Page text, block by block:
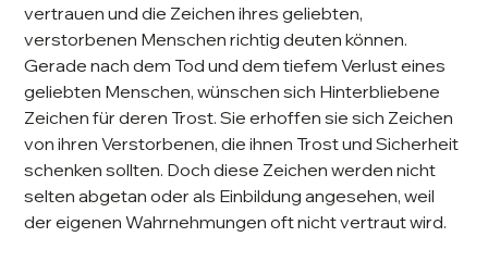
vertrauen und die Zeichen ihres geliebten,
verstorbenen Menschen richtig deuten können.
Gerade nach dem Tod und dem tiefem Verlust eines
geliebten Menschen, wünschen sich Hinterbliebene
Zeichen für deren Trost. Sie erhoffen sie sich Zeichen
von ihren Verstorbenen, die ihnen Trost und Sicherheit
schenken sollten. Doch diese Zeichen werden nicht
selten abgetan oder als Einbildung angesehen, weil
der eigenen Wahrnehmungen oft nicht vertraut wird.